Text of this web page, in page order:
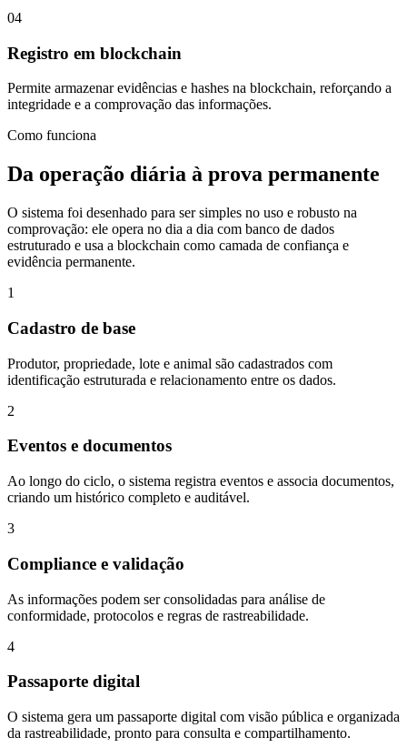
04
Registro em blockchain
Permite armazenar evidências e hashes na blockchain, reforçando a
integridade e a comprovação das informações.
Como funciona
Da operação diária à prova permanente
O sistema foi desenhado para ser simples no uso e robusto na
comprovação: ele opera no dia a dia com banco de dados
estruturado e usa a blockchain como camada de confiança e
evidência permanente.
1
Cadastro de base
Produtor, propriedade, lote e animal são cadastrados com
identificação estruturada e relacionamento entre os dados.
2
Eventos e documentos
Ao longo do ciclo, o sistema registra eventos e associa documentos,
criando um histórico completo e auditável.
3
Compliance e validação
As informações podem ser consolidadas para análise de
conformidade, protocolos e regras de rastreabilidade.
4
Passaporte digital
O sistema gera um passaporte digital com visão pública e organizada
da rastreabilidade, pronto para consulta e compartilhamento.